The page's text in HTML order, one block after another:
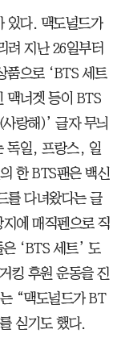
있다. 맥도널드가
려 지난 26일부터
품으로 ‘BTS 세트
맥너겟 등이 BTS
랑해)’ 글자 무늬
독일, 프랑스, 일
한 BTS팬은 백신
를 다녀왔다는 글
에 매직펜으로 직
‘BTS 세트’ 도
킹 후원 운동을 진
“맥도널드가 BT
싣기도 했다.